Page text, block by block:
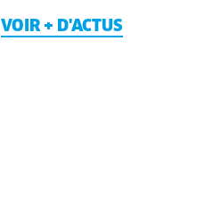
VOIR + D'ACTUS